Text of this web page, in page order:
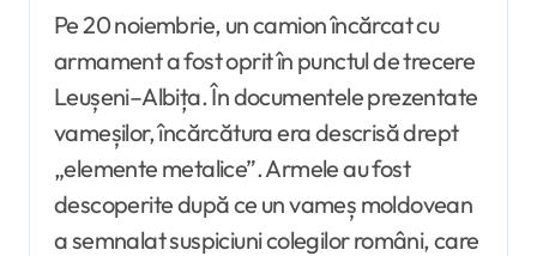
Pe 20 noiembrie, un camion încărcat cu
armament a fost oprit în punctul de trecere
Leușeni–Albița. În documentele prezentate
vameșilor, încărcătura era descrisă drept
„elemente metalice”. Armele au fost
descoperite după ce un vameș moldovean
a semnalat suspiciuni colegilor români, care